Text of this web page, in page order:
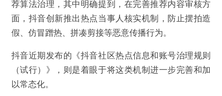
荐算法治理，其中明确提到，在完善推荐内容审核方
面，抖音创新推出热点当事人核实机制，防止摆拍造
假、仿冒蹭热、拼凑剪接等恶意传播行为。
抖音近期发布的《抖音社区热点信息和账号治理规则
（试行）》，则是着眼于将这类机制进一步完善和加
以常态化。